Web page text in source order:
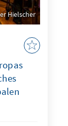
Hielscher